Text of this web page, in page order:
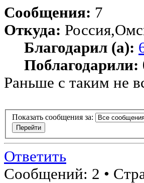
Сообщения: 7
Откуда:
Благодарил (а):
Поблагодарили:
Раньше с таким не
Показать сообщения за:
Ответить
Сообщений: 2 •